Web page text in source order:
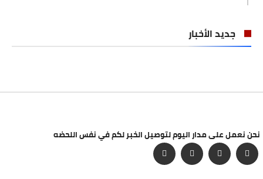
جديد الأخبار
نحن نعمل على مدار اليوم لتوصيل الخبر لكم في نفس اللحضه